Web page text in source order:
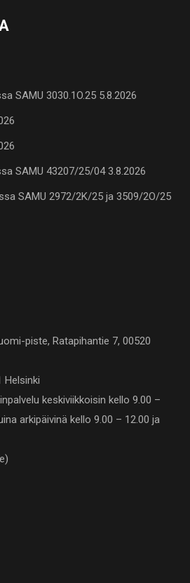
SAMU 3030.1O.25 5.8.2026
SAMU 43207/25/04 3.8.2026
SAMU 2972/2K/25 ja 3509/2O/25
piste, Ratapihantie 7, 00520
Helsinki
keskiviikkoisin kello 9.00 –
arkipäivinä kello 9.00 – 12.00 ja